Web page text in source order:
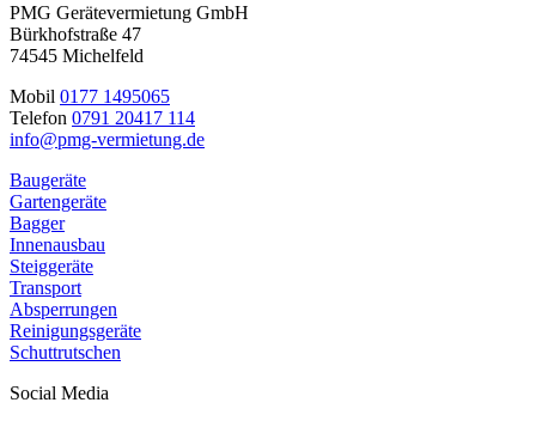
PMG Gerätevermietung GmbH
Bürkhofstraße 47
74545 Michelfeld
Mobil 0177 1495065
Telefon 0791 20417 114
info@pmg-vermietung.de
Baugeräte
Gartengeräte
Bagger
Innenausbau
Steiggeräte
Transport
Absperrungen
Reinigungsgeräte
Schuttrutschen
Social Media